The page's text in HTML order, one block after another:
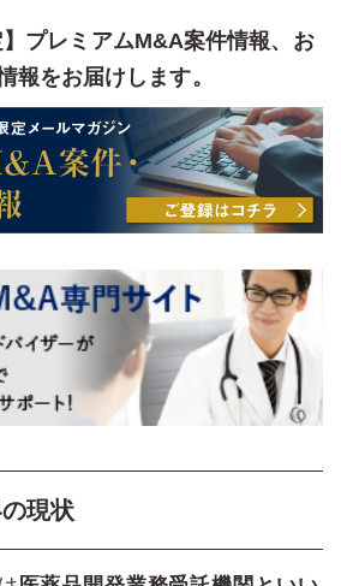
プレミアムM&A案件情報、お
報をお届けします。
現状